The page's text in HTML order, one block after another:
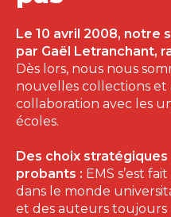
Le 10 avril 2008, notre
par Gaël Letranchant,
Dès lors, nous nous
nouvelles collections et
collaboration avec les
écoles.
Des choix
probants : EMS s’est
dans le monde
et des auteurs toujours